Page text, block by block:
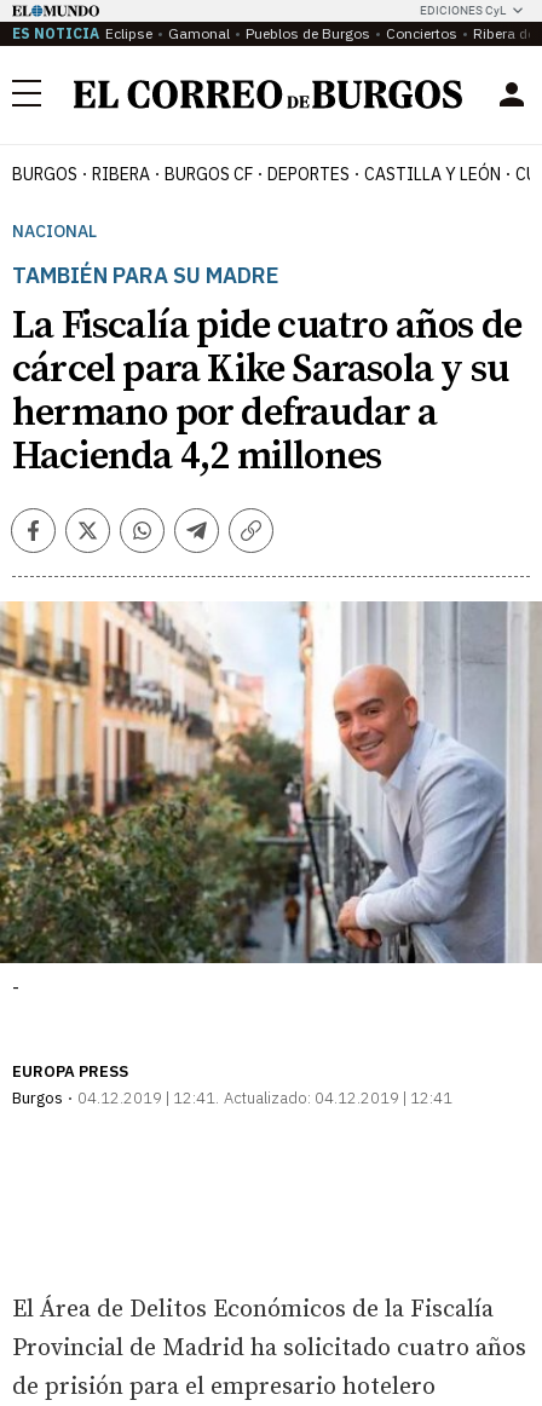
EDICIONES CyL
ES NOTICIA Eclipse Gamonal Pueblos de Burgos Conciertos Ribera del
Menú
BURGOS RIBERA BURGOS CF DEPORTES CASTILLA Y LEÓN
NACIONAL
TAMBIÉN PARA SU MADRE
La Fiscalía pide cuatro años de
cárcel para Kike Sarasola y su
hermano por defraudar a
Hacienda 4,2 millones
FacebookTwitterWhatsappTelegramCopiar
-
EUROPA PRESS
Burgos
04.12.2019 | 12:41 Actualizado: 04.12.2019 | 12:41
El Área de Delitos Económicos de la Fiscalía
Provincial de Madrid ha solicitado cuatro años
de prisión para el empresario hotelero